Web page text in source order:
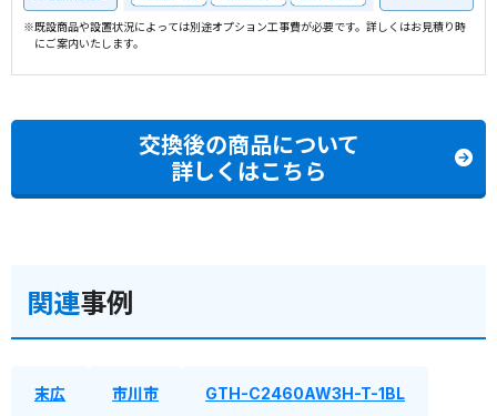
※既設商品や設置状況によっては別途オプション工事費が必要です。詳しくはお見積り時
にご案内いたします。
交換後の商品について
詳しくはこちら
関連事例
末広 市川市 GTH-C2460AW3H-T-1BL